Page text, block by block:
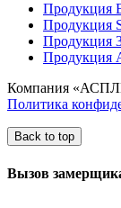
Продукция
Продукция
Продукция
Компания
Политика
Back to top
Вызов